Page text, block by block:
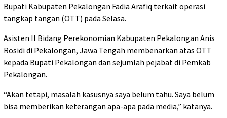
Bupati Kabupaten Pekalongan Fadia Arafiq terkait operasi
tangkap tangan (OTT) pada Selasa.
Asisten II Bidang Perekonomian Kabupaten Pekalongan Anis
Rosidi di Pekalongan, Jawa Tengah membenarkan atas OTT
kepada Bupati Pekalongan dan sejumlah pejabat di Pemkab
Pekalongan.
“Akan tetapi, masalah kasusnya saya belum tahu. Saya belum
bisa memberikan keterangan apa-apa pada media,” katanya.